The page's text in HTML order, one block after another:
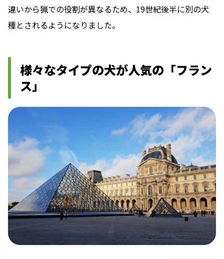
違いから猟での役割が異なるため、19世紀後半に別の犬
種とされるようになりました。
様々なタイプの犬が人気の「フラン
ス」